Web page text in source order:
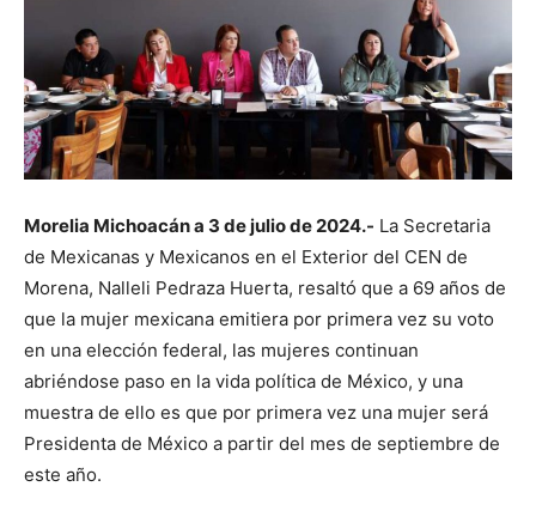
Morelia Michoacán a 3 de julio de 2024.- La Secretaria
de Mexicanas y Mexicanos en el Exterior del CEN de
Morena, Nalleli Pedraza Huerta, resaltó que a 69 años de
que la mujer mexicana emitiera por primera vez su voto
en una elección federal, las mujeres continuan
abriéndose paso en la vida política de México, y una
muestra de ello es que por primera vez una mujer será
Presidenta de México a partir del mes de septiembre de
este año.